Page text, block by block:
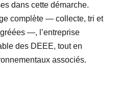
dans cette démarche.
complète — collecte, tri et
—, l’entreprise
des DEEE, tout en
associés.